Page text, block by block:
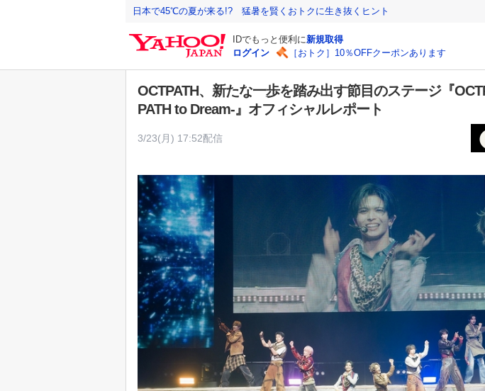
日本で45℃の夏が来る!? 猛暑を賢くおトクに生き抜くヒント
IDでもっと便利に新規取得
ログイン
［おトク］10％OFFクーポンあります
OCTPATH、新たな一歩を踏み出す節目のステージ『
PATH to Dream-』オフィシャルレポート
3/23(月) 17:52配信